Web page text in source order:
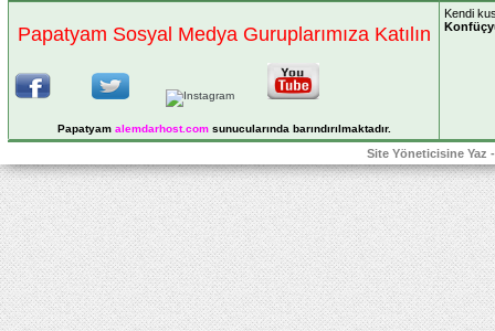
Papatyam Sosyal Medya Guruplarımıza Katılın
Papatyam alemdarhost.comsunucularında barındırılmaktadır.
Kendi
Site Yöneticisine Yaz